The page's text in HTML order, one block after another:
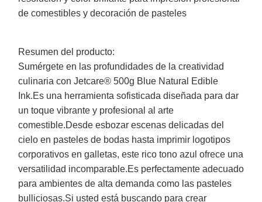
de comestibles y decoración de pasteles
Resumen del producto:
Sumérgete en las profundidades de la creatividad
culinaria con Jetcare® 500g Blue Natural Edible
Ink.Es una herramienta sofisticada diseñada para dar
un toque vibrante y profesional al arte
comestible.Desde esbozar escenas delicadas del
cielo en pasteles de bodas hasta imprimir logotipos
corporativos en galletas, este rico tono azul ofrece una
versatilidad incomparable.Es perfectamente adecuado
para ambientes de alta demanda como las pasteles
bulliciosas.Si usted está buscando para crear